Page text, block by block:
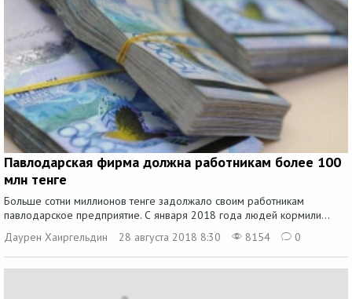
Павлодарская фирма должна работникам более 100
млн тенге
Больше сотни миллионов тенге задолжало своим работникам
павлодарское предприятие. С января 2018 года людей кормили...
Даурен Хаиргельдин
28 августа 2018 8:30 8154 0